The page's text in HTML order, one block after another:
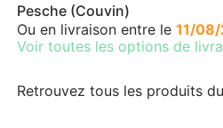
Pesche (Couvin)
Ou en livraison entre le 11/
Voir toutes les options de
Retrouvez tous les produits